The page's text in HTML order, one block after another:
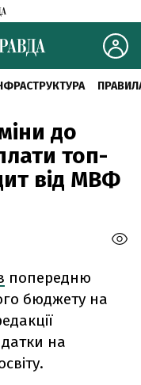
до
топ-
від МВФ
попередню
бюджету на
на